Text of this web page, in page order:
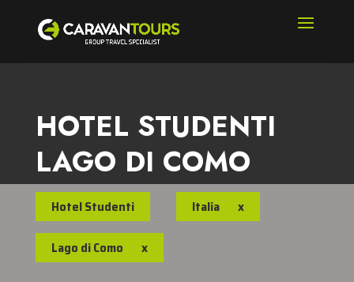
HOTEL STUDENTI
LAGO DI COMO
Hotel Studenti Italia x
Lago di Como x